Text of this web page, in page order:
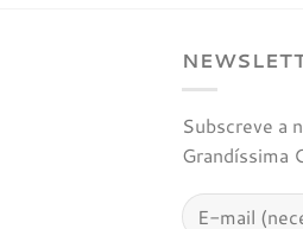
Subscreve a
Grandíssima